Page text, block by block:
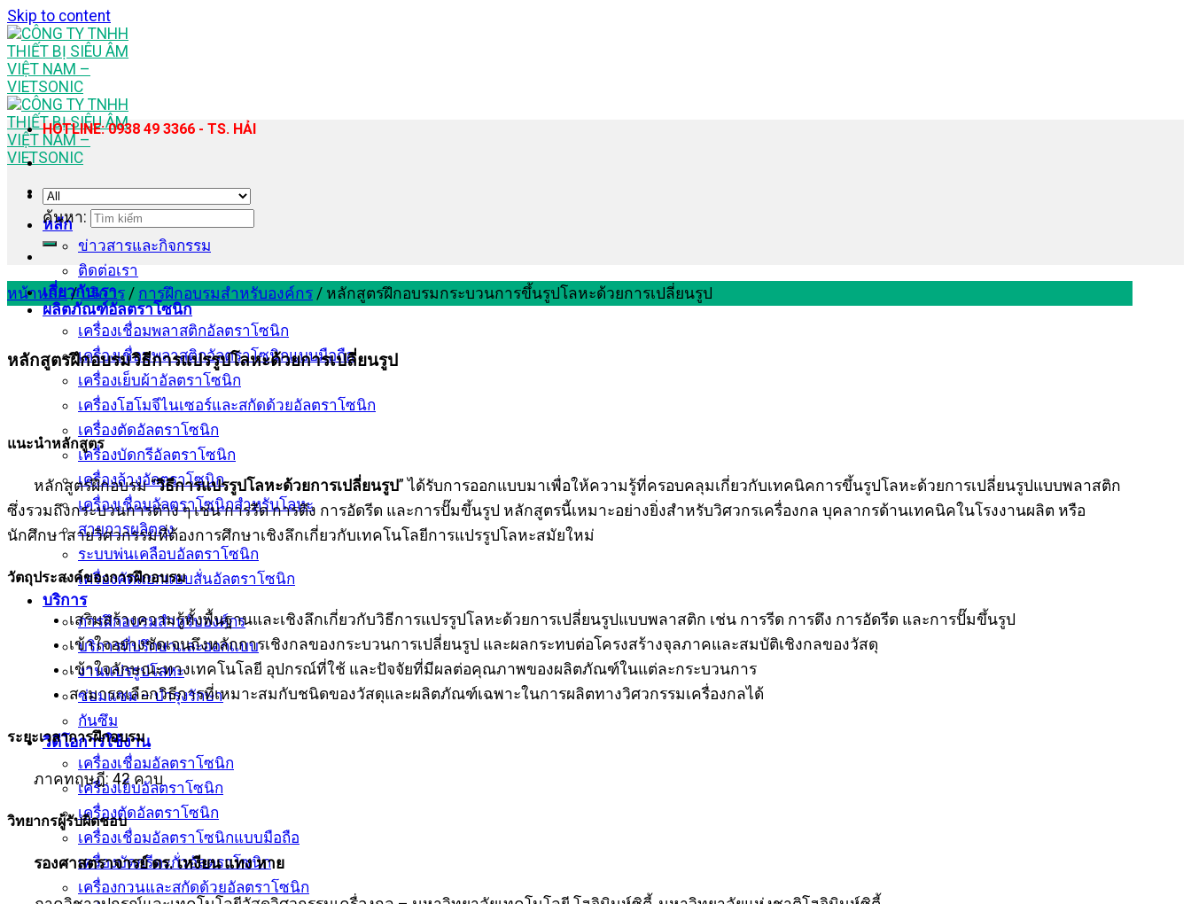
Skip to content
หลัก
ข่าวสารและกิจกรรม
ติดต่อเรา
เกี่ยวกับเรา
ผลิตภัณฑ์อัลตราโซนิก
เครื่องเชื่อมพลาสติกอัลตราโซนิก
เครื่องเชื่อมพลาสติกอัลตราโซนิกแบบมือถือ
เครื่องเย็บผ้าอัลตราโซนิก
เครื่องโฮโมจีไนเซอร์และสกัดด้วยอัลตราโซนิก
เครื่องตัดอัลตราโซนิก
เครื่องบัดกรีอัลตราโซนิก
เครื่องล้างอัลตราโซนิก
เครื่องเชื่อมอัลตราโซนิกสำหรับโลหะ
สายการผลิตถุง
ระบบพ่นเคลือบอัลตราโซนิก
เครื่องคัดแยกแบบสั่นอัลตราโซนิก
บริการ
การฝึกอบรมสำหรับองค์กร
บริการที่ปรึกษาและออกแบบ
งานแปรรูปโลหะ
ซ่อมแซม – บำรุงรักษา
กันซึม
วิดีโอการใช้งาน
เครื่องเชื่อมอัลตราโซนิก
เครื่องเย็บอัลตราโซนิก
เครื่องตัดอัลตราโซนิก
เครื่องเชื่อมอัลตราโซนิกแบบมือถือ
เครื่องบัดกรีตะกั่วอัลตราโซนิก
เครื่องกวนและสกัดด้วยอัลตราโซนิก
HOTLINE: 0938 49 3366 - TS. HẢI
ค้นหา:
หน้าหลัก / บริการ / การฝึกอบรมสำหรับองค์กร / หลักสูตรฝึกอบรมกระบวนการขึ้นรูปโลหะด้วยการเปลี่ยนรูป
หลักสูตรฝึกอบรมวิธีการแปรรูปโลหะด้วยการเปลี่ยนรูป
แนะนำหลักสูตร
หลักสูตรฝึกอบรม “วิธีการแปรรูปโลหะด้วยการเปลี่ยนรูป” ได้รับการออกแบบมาเพื่อให้ความรู้ที่ครอบคลุมเกี่ยวกับเทคนิคการขึ้นรูปโลหะด้วยการเปลี่ยนรูปแบบพลาสติก
ซึ่งรวมถึงกระบวนการต่าง ๆ เช่น การรีด การดึง การอัดรีด และการปั๊มขึ้นรูป หลักสูตรนี้เหมาะอย่างยิ่งสำหรับวิศวกรเครื่องกล บุคลากรด้านเทคนิคในโรงงานผลิต หรือ
นักศึกษาสายวิศวกรรมที่ต้องการศึกษาเชิงลึกเกี่ยวกับเทคโนโลยีการแปรรูปโลหะสมัยใหม่
วัตถุประสงค์ของการฝึกอบรม
เสริมสร้างความรู้ทั้งพื้นฐานและเชิงลึกเกี่ยวกับวิธีการแปรรูปโลหะด้วยการเปลี่ยนรูปแบบพลาสติก เช่น การรีด การดึง การอัดรีด และการปั๊มขึ้นรูป
เข้าใจอย่างชัดเจนถึงหลักการเชิงกลของกระบวนการเปลี่ยนรูป และผลกระทบต่อโครงสร้างจุลภาคและสมบัติเชิงกลของวัสดุ
เข้าใจลักษณะทางเทคโนโลยี อุปกรณ์ที่ใช้ และปัจจัยที่มีผลต่อคุณภาพของผลิตภัณฑ์ในแต่ละกระบวนการ
สามารถเลือกวิธีการที่เหมาะสมกับชนิดของวัสดุและผลิตภัณฑ์เฉพาะในการผลิตทางวิศวกรรมเครื่องกลได้
ระยะเวลาการฝึกอบรม
ภาคทฤษฎี: 42 คาบ
วิทยากรผู้รับผิดชอบ
รองศาสตราจารย์ ดร. เหงียน แทง หาย